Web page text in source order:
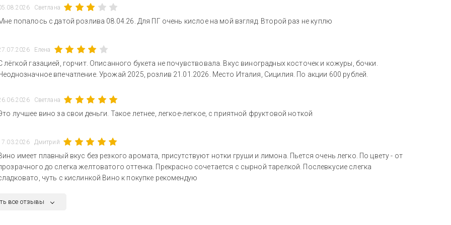
Светлана
попалось с датой розлива 08.04.26. Для ПГ очень кислое на мой взгляд. Второй раз не куплю
Елена
лёгкой газацией, горчит. Описанного букета не почувствовала. Вкус виноградных косточек и кожуры, бочки.
впечатление. Урожай 2025, розлив 21.01.2026. Место Италия, Сицилия. По акции 600 рублей.
Светлана
лучшее вино за свои деньги. Такое летнее, легкое-легкое, с приятной фруктовой ноткой
Дмитрий
имеет плавный вкус без резкого аромата, присутствуют нотки груши и лимона. Пьется очень легко. По цвету - от
до слегка желтоватого оттенка. Прекрасно сочетается с сырной тарелкой. Послевкусие слегка
чуть с кислинкой Вино к покупке рекомендую
все отзывы